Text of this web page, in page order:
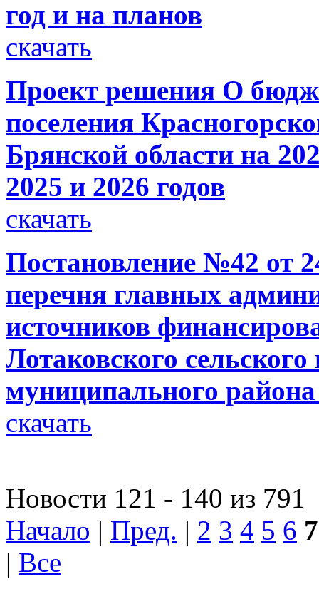
год и на планов
скачать
Проект решения О
поселения
Брянской области на
2025 и 2026 годов
скачать
Постановление №42 от
перечня главных
источников
Лотаковского
муниципального
скачать
Новости 121 - 140 из 791
Начало | Пред. | 2 3 4 5 6 7
| Все